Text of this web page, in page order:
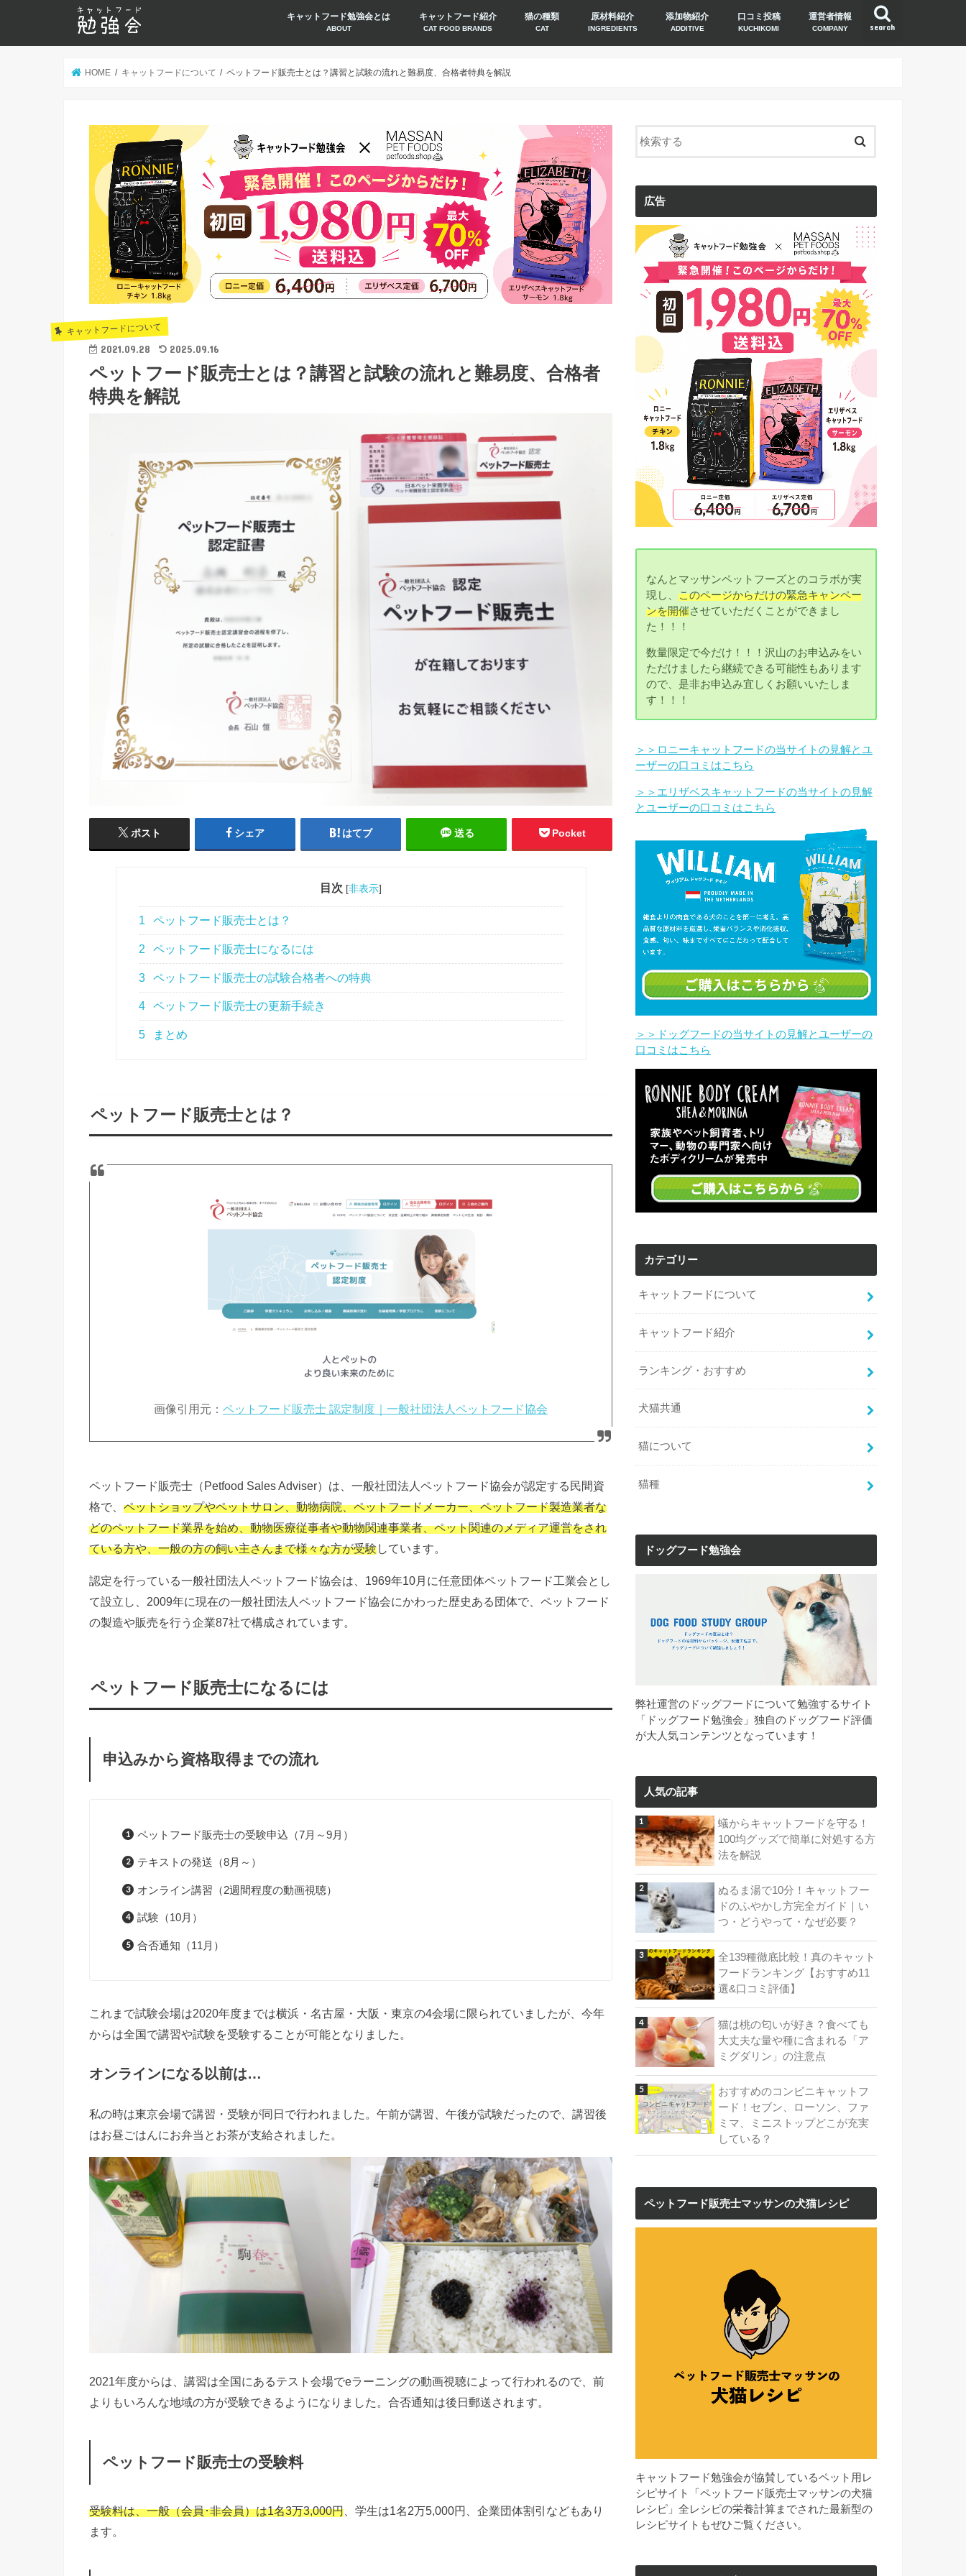
search
キャットフード勉強会とは
ABOUT
キャットフード紹介
CAT FOOD BRANDS
猫の種類
CAT
原材料紹介
INGREDIENTS
添加物紹介
ADDITIVE
口コミ投稿
KUCHIKOMI
運営者情報
COMPANY
HOME キャットフードについて ペットフード販売士とは？講習と試験の流れと難易度、合格者特典を解説
キャットフードについて
2021.09.28 2025.09.16
ペットフード販売士とは？講習と試験の流れと難易度、合格者
特典を解説
ポスト シェア はてブ 送る Pocket
目次 [非表示]
1 ペットフード販売士とは？
2 ペットフード販売士になるには
3 ペットフード販売士の試験合格者への特典
4 ペットフード販売士の更新手続き
5 まとめ
ペットフード販売士とは？
画像引用元： ペットフード販売士 認定制度｜一般社団法人ペットフード協会
ペットフード販売士（Petfood Sales Adviser）は、一般社団法人ペットフード協会が認定する民間資
格で、 ペットショップやペットサロン、動物病院、ペットフードメーカー、ペットフード製造業者な
どのペットフード業界を始め、動物医療従事者や動物関連事業者、ペット関連のメディア運営をされ
ている方や、一般の方の飼い主さんまで様々な方が受験しています。
認定を行っている一般社団法人ペットフード協会は、1969年10月に任意団体ペットフード工業会とし
て設立し、2009年に現在の一般社団法人ペットフード協会にかわった歴史ある団体で、ペットフード
の製造や販売を行う企業87社で構成されています。
ペットフード販売士になるには
申込みから資格取得までの流れ
ペットフード販売士の受験申込（7月～9月）
テキストの発送（8月～）
オンライン講習（2週間程度の動画視聴）
試験（10月）
合否通知（11月）
これまで試験会場は2020年度までは横浜・名古屋・大阪・東京の4会場に限られていましたが、今年
からは全国で講習や試験を受験することが可能となりました。
オンラインになる以前は…
私の時は東京会場で講習・受験が同日で行われました。午前が講習、午後が試験だったので、講習後
はお昼ごはんにお弁当とお茶が支給されました。
2021年度からは、講習は全国にあるテスト会場でeラーニングの動画視聴によって行われるので、前
よりもいろんな地域の方が受験できるようになりました。合否通知は後日郵送されます。
ペットフード販売士の受験料
受験料は、一般（会員･非会員）は1名3万3,000円 、学生は1名2万5,000円、企業団体割引などもあり
ます。
広告
なんとマッサンペットフーズとのコラボが実
現し、このページからだけの緊急キャンペー
ンを開催させていただくことができまし
た！！！
数量限定で今だけ！！！沢山のお申込みをい
ただけましたら継続できる可能性もあります
ので、是非お申込み宜しくお願いいたしま
す！！！
＞＞ロニーキャットフードの当サイトの見解とユ
ーザーの口コミはこちら
＞＞エリザベスキャットフードの当サイトの見解
とユーザーの口コミはこちら
＞＞ドッグフードの当サイトの見解とユーザーの
口コミはこちら
カテゴリー
キャットフードについて
キャットフード紹介
ランキング・おすすめ
犬猫共通
猫について
猫種
ドッグフード勉強会
弊社運営のドッグフードについて勉強するサイト
「ドッグフード勉強会」独自のドッグフード評価
が大人気コンテンツとなっています！
人気の記事
蟻からキャットフードを守る！
100均グッズで簡単に対処する方
法を解説
ぬるま湯で10分！キャットフー
ドのふやかし方完全ガイド｜い
つ・どうやって・なぜ必要？
全139種徹底比較！真のキャット
フードランキング【おすすめ11
選&口コミ評価】
猫は桃の匂いが好き？食べても
大丈夫な量や種に含まれる「ア
ミグダリン」の注意点
おすすめのコンビニキャットフ
ード！セブン、ローソン、ファ
ミマ、ミニストップどこが充実
している？
ペットフード販売士マッサンの犬猫レシピ
キャットフード勉強会が協賛しているペット用レ
シピサイト「ペットフード販売士マッサンの犬猫
レシピ」全レシピの栄養計算までされた最新型の
レシピサイトもぜひご覧ください。